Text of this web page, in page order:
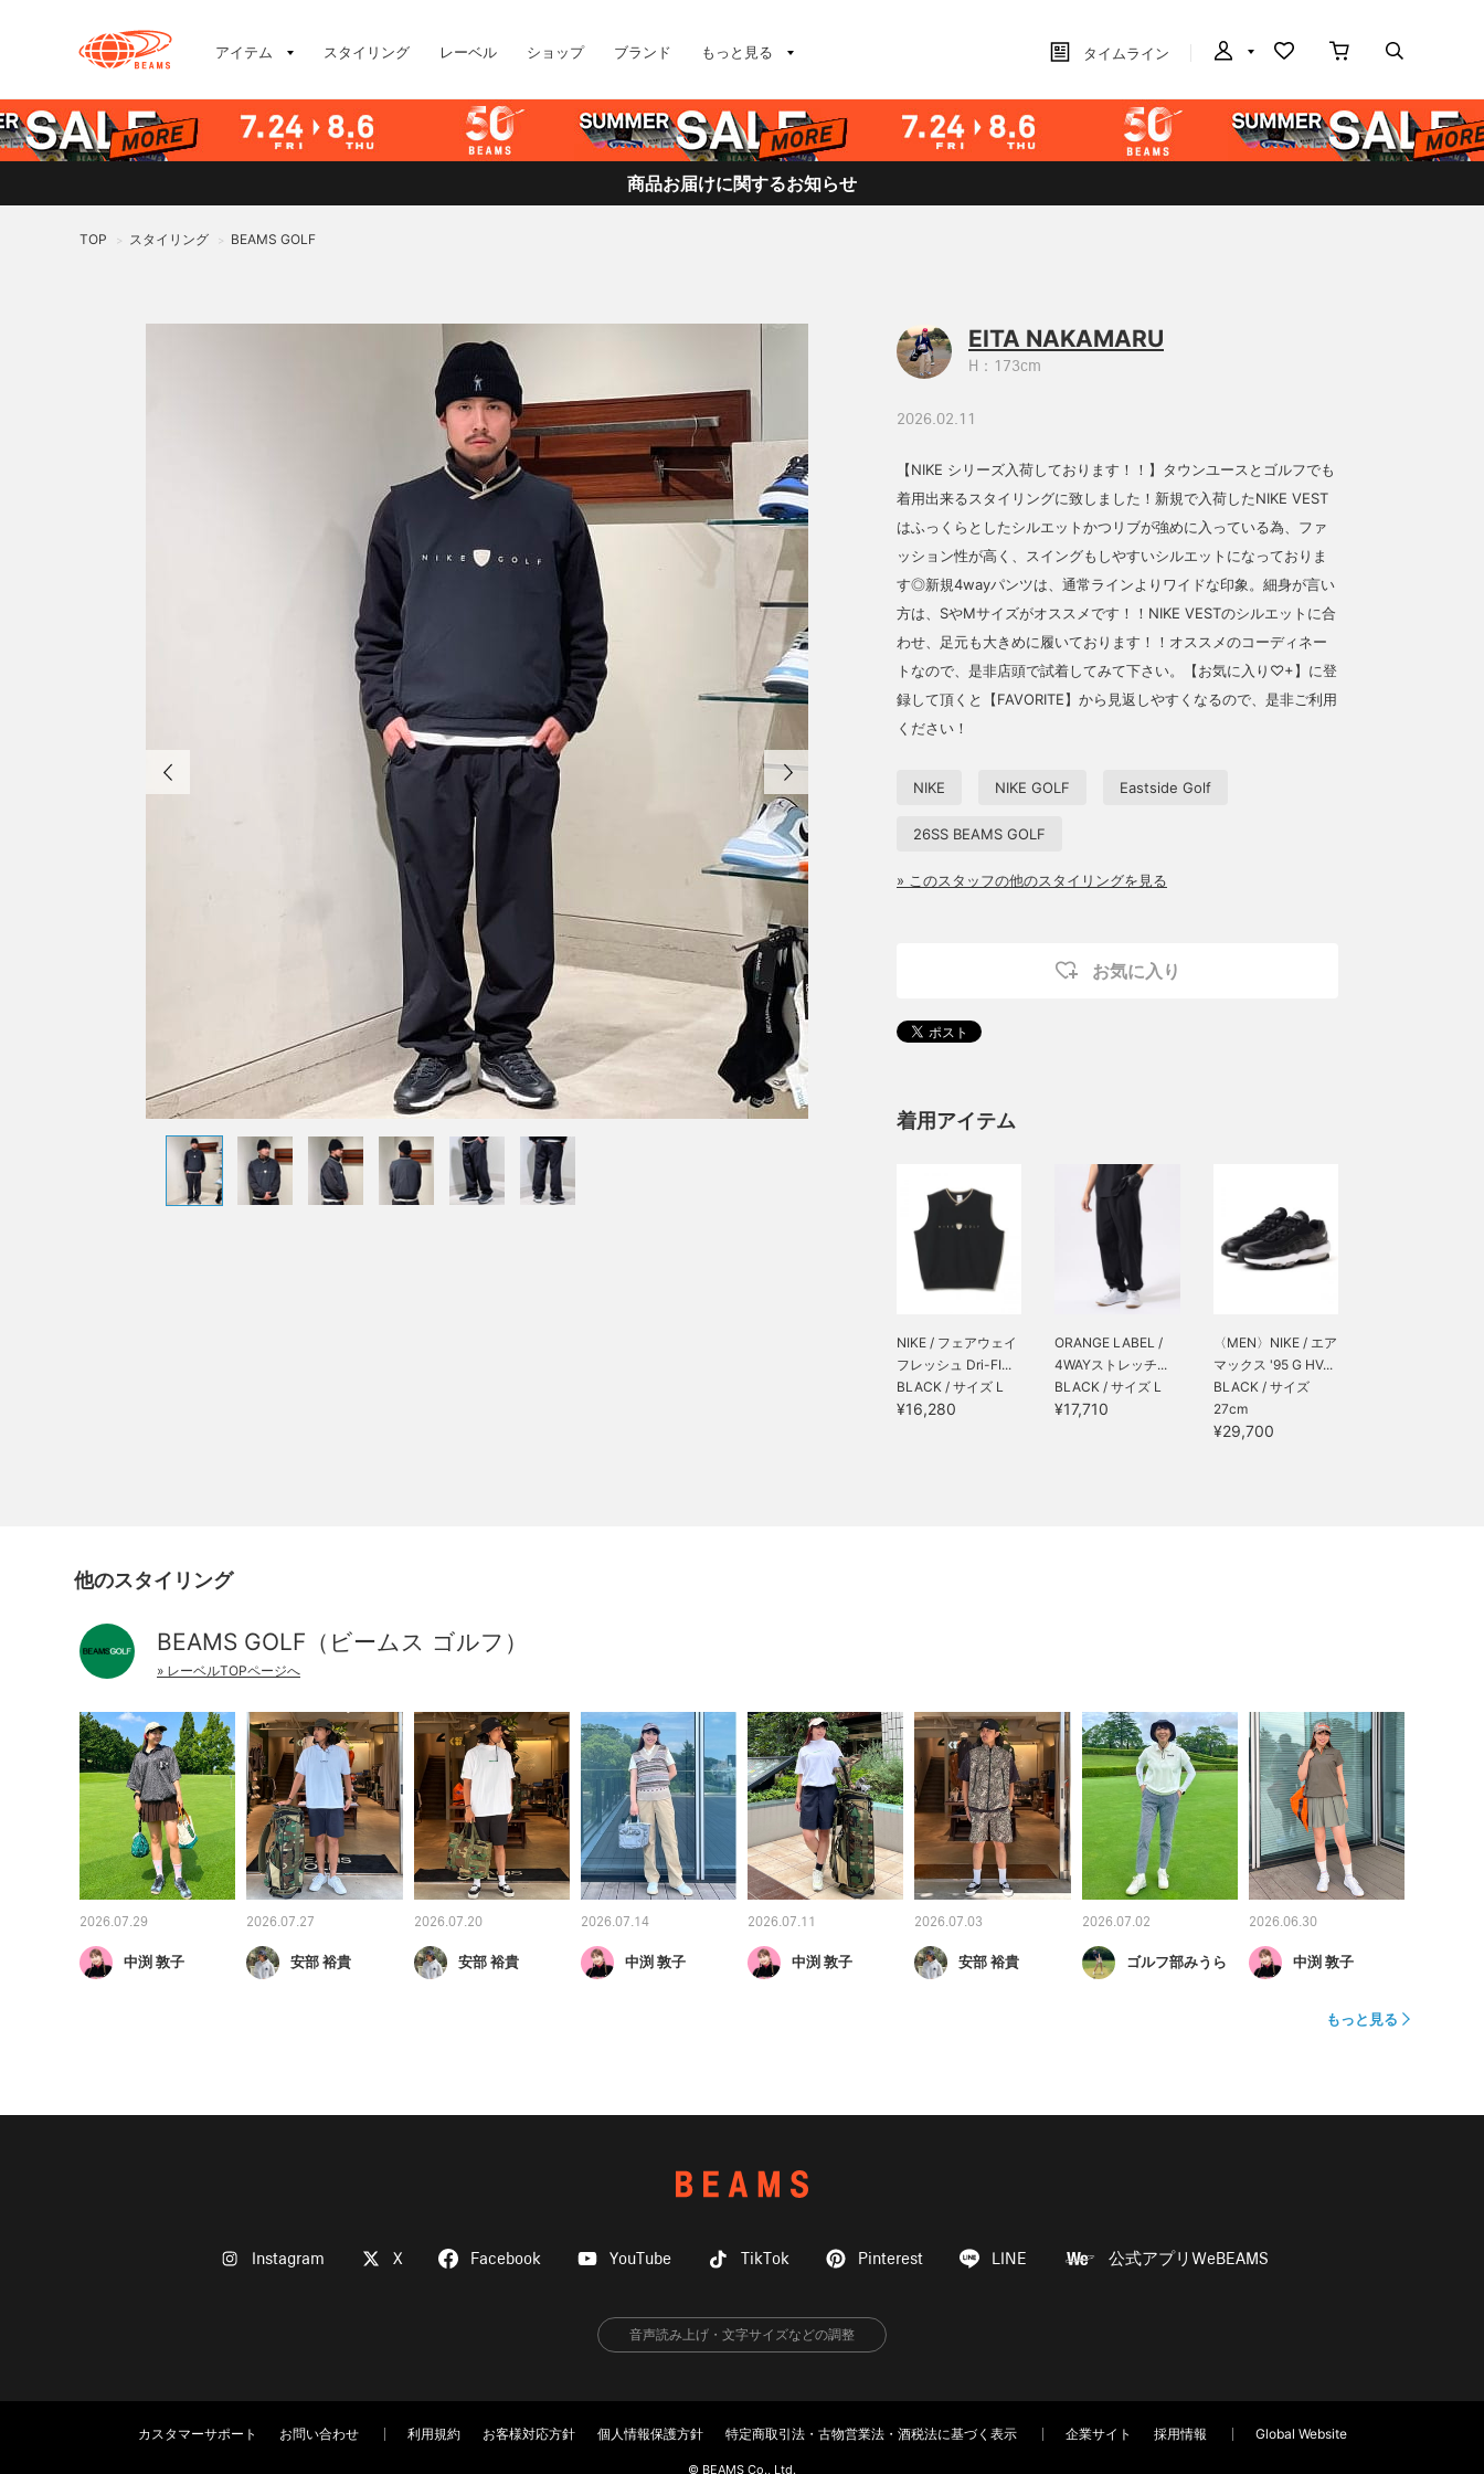
アイテム スタイリング レーベル ショップ ブランド もっと見る タイムライン
商品お届けに関するお知らせ
TOP > スタイリング > BEAMS GOLF
EITA NAKAMARU
H：173cm
2026.02.11
【NIKE シリーズ入荷しております！！】タウンユースとゴルフでも
着用出来るスタイリングに致しました！新規で入荷したNIKE VEST
はふっくらとしたシルエットかつリブが強めに入っている為、ファ
ッション性が高く、スイングもしやすいシルエットになっておりま
す◎新規4wayパンツは、通常ラインよりワイドな印象。細身が言い
方は、SやMサイズがオススメです！！NIKE VESTのシルエットに合
わせ、足元も大きめに履いております！！オススメのコーディネー
トなので、是非店頭で試着してみて下さい。【お気に入り♡+】に登
録して頂くと【FAVORITE】から見返しやすくなるので、是非ご利用
ください！
NIKE NIKE GOLF Eastside Golf
26SS BEAMS GOLF
» このスタッフの他のスタイリングを見る
お気に入り
着用アイテム
NIKE / フェアウェイ
フレッシュ Dri-FI...
BLACK / サイズ L
¥16,280
ORANGE LABEL /
4WAYストレッチ...
BLACK / サイズ L
¥17,710
〈MEN〉NIKE / エア
マックス '95 G HV...
BLACK / サイズ
27cm
¥29,700
他のスタイリング
BEAMS GOLF（ビームス ゴルフ）
» レーベルTOPページへ
2026.07.29
中渕 敦子
2026.07.27
安部 裕貴
2026.07.20
安部 裕貴
2026.07.14
中渕 敦子
2026.07.11
中渕 敦子
2026.07.03
安部 裕貴
2026.07.02
ゴルフ部みうら
2026.06.30
中渕 敦子
もっと見る
Instagram X Facebook YouTube TikTok Pinterest LINE 公式アプリWeBEAMS
音声読み上げ・文字サイズなどの調整
カスタマーサポート お問い合わせ 利用規約 お客様対応方針 個人情報保護方針 特定商取引法・古物営業法・酒税法に基づく表示 企業サイト 採用情報 Global Website
© BEAMS Co., Ltd.